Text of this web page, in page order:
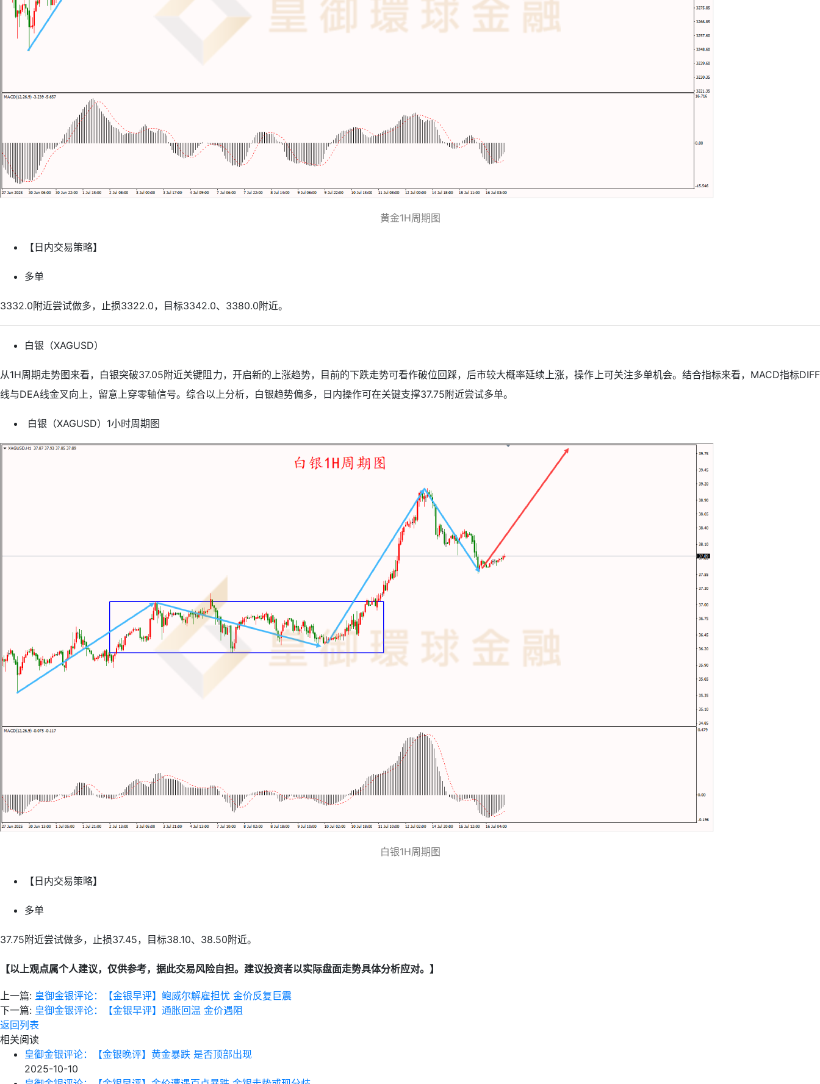
黄金1H周期图
【日内交易策略】
多单
3332.0附近尝试做多，止损3322.0，目标3342.0、3380.0附近。
白银（XAGUSD）
从1H周期走势图来看，白银突破37.05附近关键阻力，开启新的上涨趋势，目前的下跌走势可看作破位回踩，后市较大概率延续上涨，操作上可关注多单机会。结合指标来看，MACD指标DIFF
线与DEA线金叉向上，留意上穿零轴信号。综合以上分析，白银趋势偏多，日内操作可在关键支撑37.75附近尝试多单。
白银（XAGUSD）1小时周期图
白银1H周期图
【日内交易策略】
多单
37.75附近尝试做多，止损37.45，目标38.10、38.50附近。
【以上观点属个人建议，仅供参考，据此交易风险自担。建议投资者以实际盘面走势具体分析应对。】
上一篇: 皇御金银评论：【金银早评】鲍威尔解雇担忧 金价反复巨震
下一篇: 皇御金银评论：【金银早评】通胀回温 金价遇阻
返回列表
相关阅读
皇御金银评论：【金银晚评】黄金暴跌 是否顶部出现
2025-10-10